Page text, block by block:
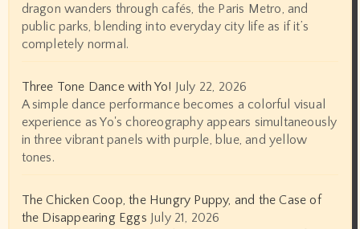
dragon wanders through cafés, the Paris Metro, and
public parks, blending into everyday city life as if it’s
completely normal.
Three Tone Dance with Yo! July 22, 2026
A simple dance performance becomes a colorful visual
experience as Yo's choreography appears simultaneously
in three vibrant panels with purple, blue, and yellow
tones.
The Chicken Coop, the Hungry Puppy, and the Case of
the Disappearing Eggs July 21, 2026